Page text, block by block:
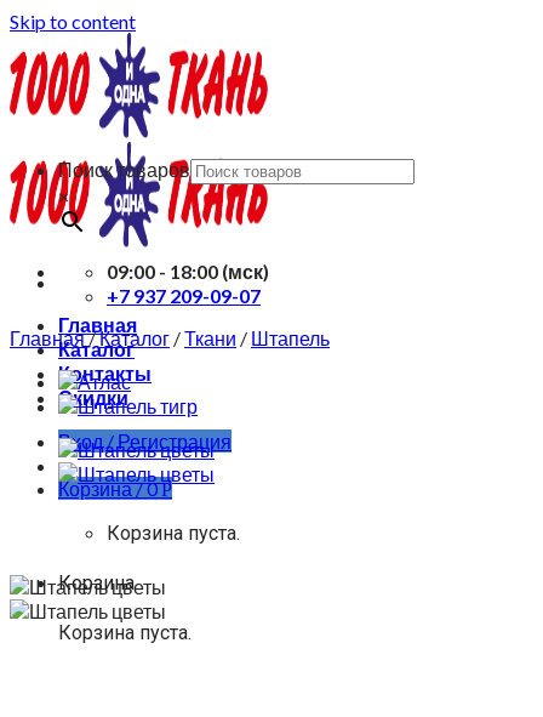
Skip to content
Главная
Каталог
Контакты
Скидки
Вход / Регистрация
Корзина /0Р
Корзина пуста.
Корзина
Корзина пуста.
Поиск товаров
×
09:00 - 18:00 (мск)
+7 937 209-09-07
Главная/Каталог /Ткани / Штапель